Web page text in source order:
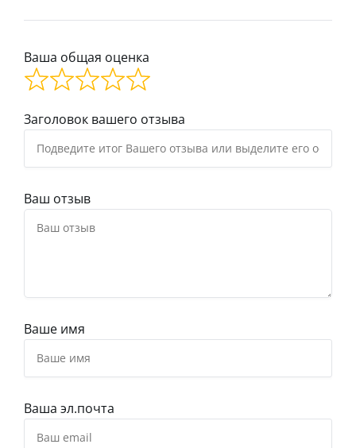
Ваша общая оценка
Заголовок вашего отзыва
Ваш отзыв
Ваше имя
Ваша эл.почта